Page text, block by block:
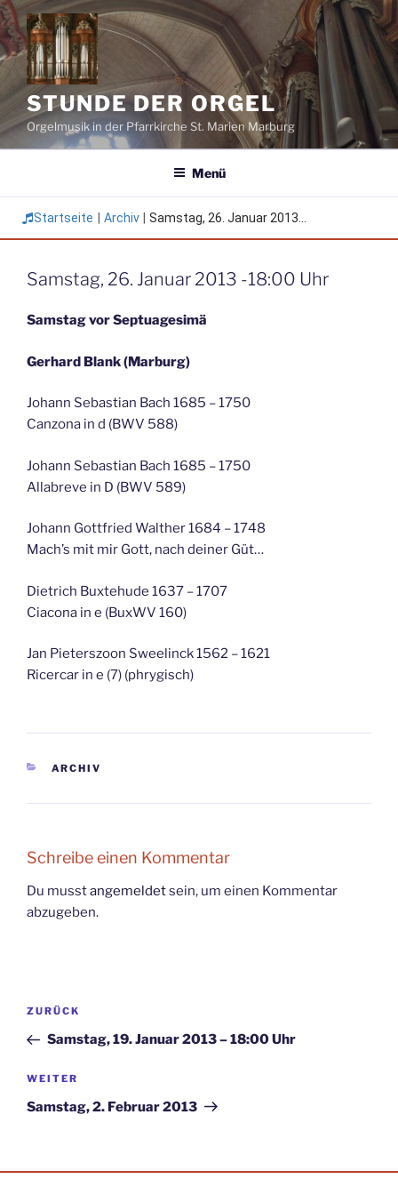
Zum
Inhalt
springen
STUNDE DER ORGEL
Orgelmusik in der Pfarrkirche St. Marien Marburg
Menü
Startseite Archiv Samstag, 26. Januar 2013...
Samstag, 26. Januar 2013 -18:00 Uhr
Samstag vor Septuagesimä
Gerhard Blank (Marburg)
Johann Sebastian Bach 1685 – 1750
Canzona in d (BWV 588)
Johann Sebastian Bach 1685 – 1750
Allabreve in D (BWV 589)
Johann Gottfried Walther 1684 – 1748
Mach’s mit mir Gott, nach deiner Güt…
Dietrich Buxtehude 1637 – 1707
Ciacona in e (BuxWV 160)
Jan Pieterszoon Sweelinck 1562 – 1621
Ricercar in e (7) (phrygisch)
KATEGORIEN
ARCHIV
Schreibe einen Kommentar
Du musstangemeldetsein, um einen Kommentar
abzugeben.
Beitragsnavigation
Vorheriger
Beitrag
ZURÜCK
Samstag, 19. Januar 2013 – 18:00 Uhr
Nächster
Beitrag
WEITER
Samstag, 2. Februar 2013